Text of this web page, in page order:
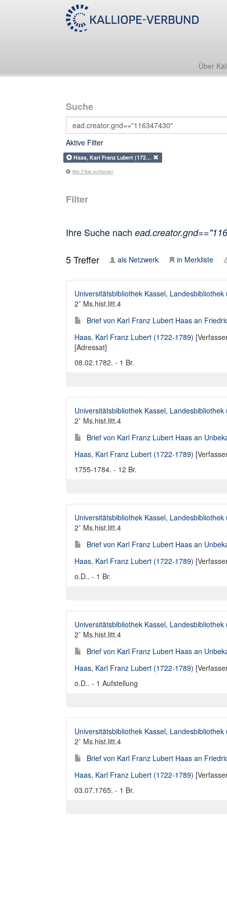
Über
Suche
Aktive Filter
Haas, Karl Franz Lubert (172…
Alle Filter entfernen
Filter
Ihre Suche nach
5Treffer als Netzwerk in Merkliste
Universitätsbibliothek Kassel,
2˚ Ms.hist.litt.4
Brief von Karl Franz Lubert Haas an
Haas, Karl Franz Lubert (1722-1789)
[Adressat]
08.02.1782. - 1 Br.
Universitätsbibliothek Kassel,
2˚ Ms.hist.litt.4
Brief von Karl Franz Lubert Haas an
Haas, Karl Franz Lubert (1722-1789)
1755-1784. - 12 Br.
Universitätsbibliothek Kassel,
2˚ Ms.hist.litt.4
Brief von Karl Franz Lubert Haas an
Haas, Karl Franz Lubert (1722-1789)
o.D.. - 1 Br.
Universitätsbibliothek Kassel,
2˚ Ms.hist.litt.4
Brief von Karl Franz Lubert Haas an
Haas, Karl Franz Lubert (1722-1789)
o.D.. - 1 Aufstellung
Universitätsbibliothek Kassel,
2˚ Ms.hist.litt.4
Brief von Karl Franz Lubert Haas an
Haas, Karl Franz Lubert (1722-1789)
03.07.1765. - 1 Br.